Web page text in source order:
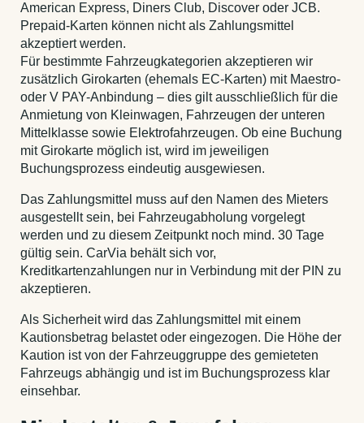
American Express, Diners Club, Discover oder JCB.
Prepaid-Karten können nicht als Zahlungsmittel
akzeptiert werden.
Für bestimmte Fahrzeugkategorien akzeptieren wir
zusätzlich Girokarten (ehemals EC-Karten) mit Maestro-
oder V PAY-Anbindung – dies gilt ausschließlich für die
Anmietung von Kleinwagen, Fahrzeugen der unteren
Mittelklasse sowie Elektrofahrzeugen. Ob eine Buchung
mit Girokarte möglich ist, wird im jeweiligen
Buchungsprozess eindeutig ausgewiesen.
Das Zahlungsmittel muss auf den Namen des Mieters
ausgestellt sein, bei Fahrzeugabholung vorgelegt
werden und zu diesem Zeitpunkt noch mind. 30 Tage
gültig sein. CarVia behält sich vor,
Kreditkartenzahlungen nur in Verbindung mit der PIN zu
akzeptieren.
Als Sicherheit wird das Zahlungsmittel mit einem
Kautionsbetrag belastet oder eingezogen. Die Höhe der
Kaution ist von der Fahrzeuggruppe des gemieteten
Fahrzeugs abhängig und ist im Buchungsprozess klar
einsehbar.